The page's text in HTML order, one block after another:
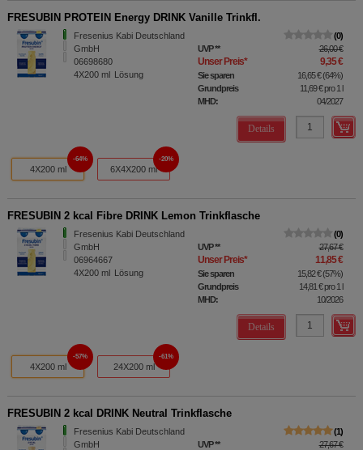
FRESUBIN PROTEIN Energy DRINK Vanille Trinkfl.
Fresenius Kabi Deutschland
GmbH
06698680
4X200 ml Lösung
0
UVP** 26,00 €
Unser Preis* 9,35 €
Sie sparen 16,65 €(64%)
Grundpreis
11,69 €pro 1 l
MHD:
04/2027
Details
4X200 ml
64%
6X4X200 ml
20%
FRESUBIN 2 kcal Fibre DRINK Lemon Trinkflasche
Fresenius Kabi Deutschland
GmbH
06964667
4X200 ml Lösung
0
UVP** 27,67 €
Unser Preis* 11,85 €
Sie sparen 15,82 €(57%)
Grundpreis
14,81 €pro 1 l
MHD:
10/2026
Details
4X200 ml
57%
24X200 ml
61%
FRESUBIN 2 kcal DRINK Neutral Trinkflasche
Fresenius Kabi Deutschland
GmbH
1
UVP** 27,67 €